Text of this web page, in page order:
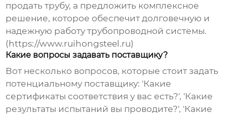
продать трубу, а предложить комплексное
решение, которое обеспечит долговечную и
надежную работу трубопроводной системы.
(https://www.ruihongsteel.ru)
Какие вопросы задавать поставщику?
Вот несколько вопросов, которые стоит задать
потенциальному поставщику: 'Какие
сертификаты соответствия у вас есть?', 'Какие
результаты испытаний вы проводите?', 'Какие